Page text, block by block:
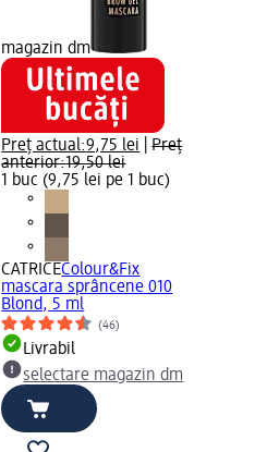
magazin dm
Preț actual:9,75 lei |Preț
anterior:19,50 lei
1 buc (9,75 lei pe 1 buc)
CATRICEColour&Fix
mascara sprâncene 010
Blond, 5 ml
(46)
Livrabil
selectare magazin dm